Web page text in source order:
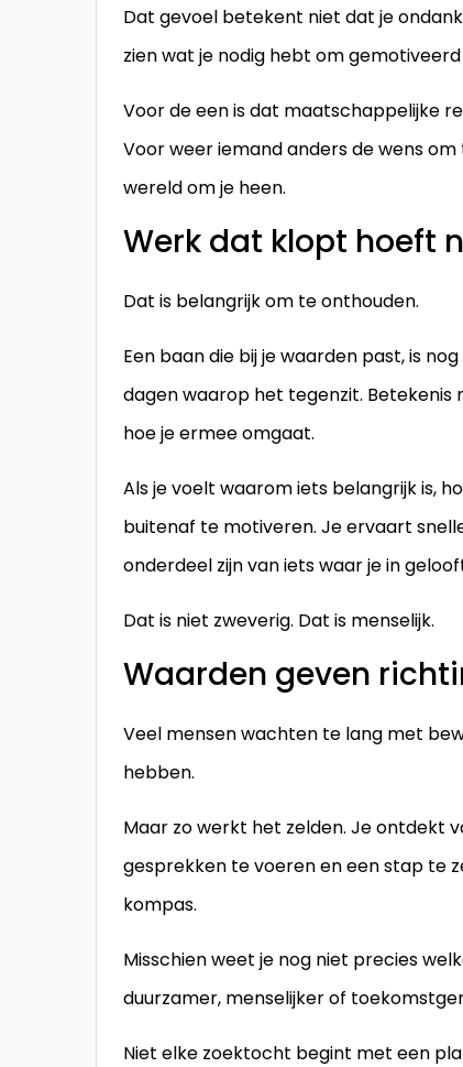
Dat gevoel betekent niet dat je
zien wat je nodig hebt om
Voor de een is dat maatschappelijke
Voor weer iemand anders de wens
wereld om je heen.
Werk dat klopt hoeft
Dat is belangrijk om te onthouden.
Een baan die bij je waarden past, is
dagen waarop het tegenzit.
hoe je ermee omgaat.
Als je voelt waarom iets belangrijk is,
buitenaf te motiveren. Je ervaart
onderdeel zijn van iets waar je in
Dat is niet zweverig. Dat is menselijk.
Waarden geven
Veel mensen wachten te lang met
hebben.
Maar zo werkt het zelden. Je ontdekt
gesprekken te voeren en een stap te
kompas.
Misschien weet je nog niet precies
duurzamer, menselijker of
Niet elke zoektocht begint met een